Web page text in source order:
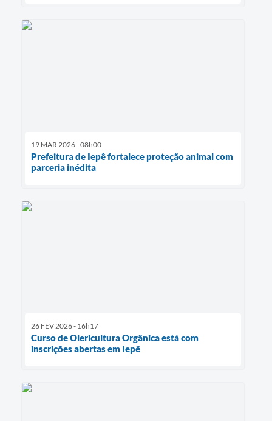
19 MAR 2026 - 08h00
Prefeitura de Iepê fortalece proteção animal com
parceria inédita
26 FEV 2026 - 16h17
Curso de Olericultura Orgânica está com
inscrições abertas em Iepê